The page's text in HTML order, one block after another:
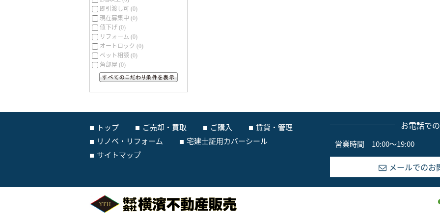
即引渡し可 (0)
現在募集中 (0)
値下げ (0)
リフォーム (0)
オートロック (0)
ペット相談 (0)
角部屋 (0)
トップ ご売却・買取 ご購入
賃貸・管理
リノベ・リフォーム
宅建士証用カバーシール
サイトマップ
お電話で
営業時間 10:00～19:00
メールでのお